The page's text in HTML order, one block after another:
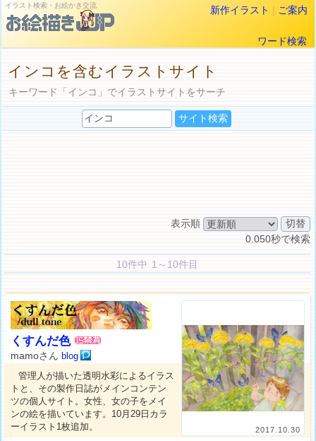
イラスト検索・お絵かき交流 新作イラスト | ご案内
ワード検索
インコを含むイラストサイト
キーワード「インコ」でイラストサイトをサーチ
表示順
0.050秒で検索
10件中 1～10件目
2017.10.30
くすんだ色
mamoさんblog
管理人が描いた透明水彩によるイラス
トと、その製作日誌がメインコンテン
ツの個人サイト。女性、女の子をメイ
ンの絵を描いています。10月29日カラ
ーイラスト1枚追加。